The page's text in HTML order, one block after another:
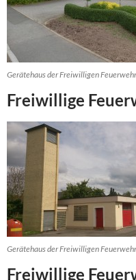
Gerätehaus der Freiwilligen
Freiwillige
Gerätehaus der Freiwilligen
Freiwillige